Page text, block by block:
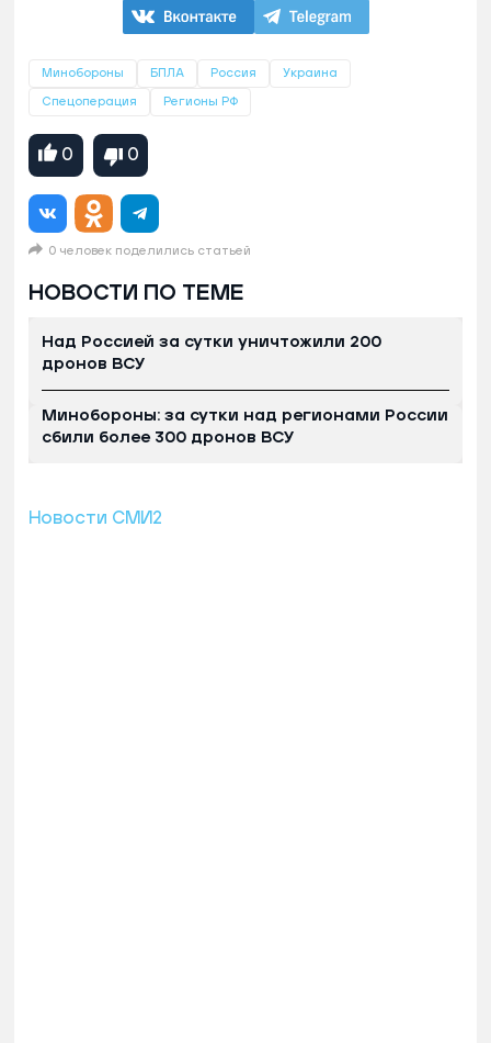
Минобороны БПЛА Россия Украина
Спецоперация Регионы РФ
0 0
0 человек поделились статьей
НОВОСТИ ПО ТЕМЕ
Над Россией за сутки уничтожили 200
дронов ВСУ
Минобороны: за сутки над регионами России
сбили более 300 дронов ВСУ
Новости СМИ2